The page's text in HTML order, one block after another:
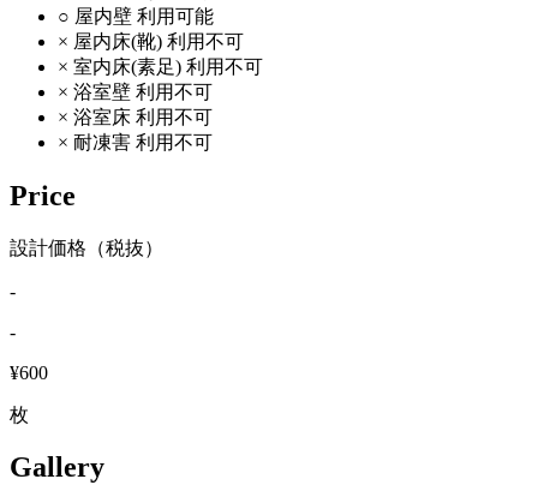
○ 屋内壁 利用可能
× 屋内床(靴) 利用不可
× 室内床(素足) 利用不可
× 浴室壁 利用不可
× 浴室床 利用不可
× 耐凍害 利用不可
Price
設計価格（税抜）
-
-
¥600
枚
Gallery